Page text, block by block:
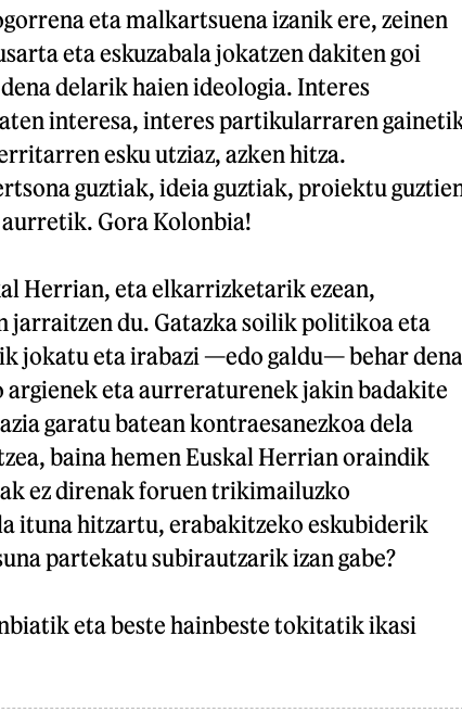
eta malkartsuena izanik ere, zeinen
eta eskuzabala jokatzen dakiten goi
delarik haien ideologia. Interes
interesa, interes partikularraren
esku utziaz, azken hitza.
guztiak, ideia guztiak, proiektu
Gora Kolonbia!
Herrian, eta elkarrizketarik ezean,
jarraitzen du. Gatazka soilik politikoa eta
jokatu eta irabazi —edo galdu— behar
eta aurreraturenek jakin badakite
garatu batean kontraesanezkoa dela
baina hemen Euskal Herrian oraindik
ez direnak foruen trikimailuzko
ituna hitzartu, erabakitzeko eskubiderik
partekatu subirautzarik izan gabe?
eta beste hainbeste tokitatik ikasi